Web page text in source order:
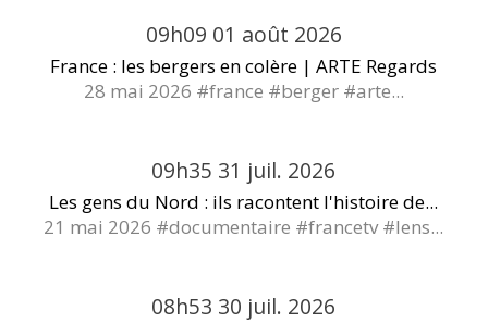
09h09 01 août 2026
France : les bergers en colère | ARTE Regards
28 mai 2026 #france #berger #arte...
09h35 31 juil. 2026
Les gens du Nord : ils racontent l'histoire de...
21 mai 2026 #documentaire #francetv #lens...
08h53 30 juil. 2026